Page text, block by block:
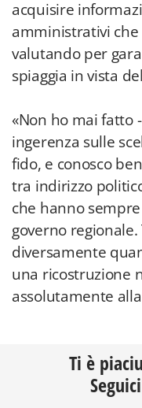
acquisire
amministrativi
valutando per
spiaggia in vista
«Non ho mai fatto
ingerenza sulle
fido, e conosco
tra indirizzo
che hanno
governo
diversamente
una ricostruzione
assolutamente
Ti è